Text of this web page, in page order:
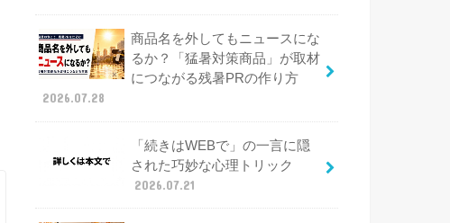
商品名を外してもニュースにな
るか？「猛暑対策商品」が取材
につながる残暑PRの作り方
2026.07.28
「続きはWEBで」の一言に隠
された巧妙な心理トリック
2026.07.21